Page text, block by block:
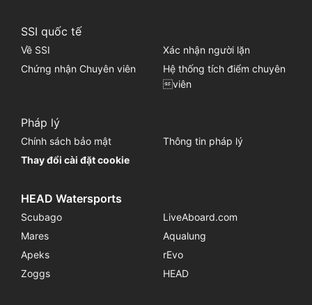
SSI quốc tế
Về SSI
Xác nhận người lặn
Chứng nhận Chuyên viên
Hệ thống tích điểm chuyên
viên
Pháp lý
Chính sách bảo mật
Thông tin pháp lý
Thay đổi cài đặt cookie
HEAD Watersports
Scubago
LiveAboard.com
Mares
Aqualung
Apeks
rEvo
Zoggs
HEAD